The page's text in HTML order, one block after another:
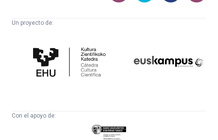
Un proyecto de:
Cultura
Científica
Con el apoyo de:
Eusko